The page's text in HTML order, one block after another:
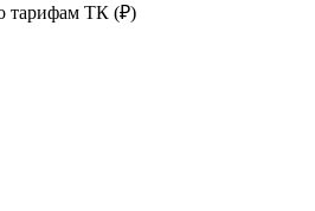
тарифам ТК (₽)